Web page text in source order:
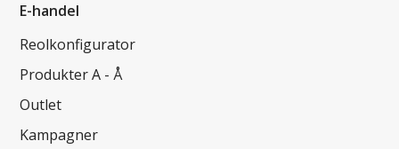
E-handel
Reolkonfigurator
Produkter A - Å
Outlet
Kampagner